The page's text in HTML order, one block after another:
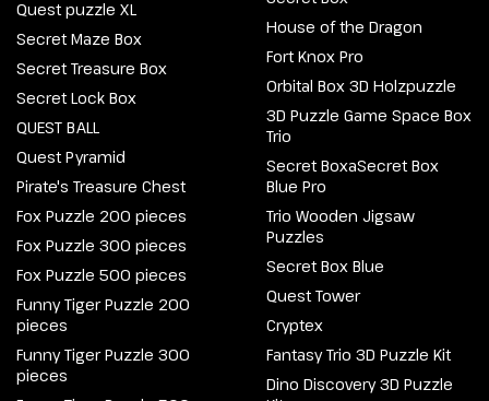
Quest puzzle XL
Secret Maze Box
Secret Treasure Box
Secret Lock Box
QUEST BALL
Quest Pyramid
Pirate's Treasure Chest
Fox Puzzle 200 pieces
Fox Puzzle 300 pieces
Fox Puzzle 500 pieces
Funny Tiger Puzzle 200
pieces
Funny Tiger Puzzle 300
pieces
House of the Dragon
Fort Knox Pro
Orbital Box 3D Holzpuzzle
3D Puzzle Game Space Box
Trio
Secret BoxaSecret Box
Blue Pro
Trio Wooden Jigsaw
Puzzles
Secret Box Blue
Quest Tower
Cryptex
Fantasy Trio 3D Puzzle Kit
Dino Discovery 3D Puzzle